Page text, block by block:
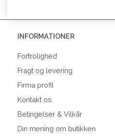
INFORMATIONER
Fortrolighed
Fragt og levering
Firma profil
Kontakt os
Betingelser & Vilkår
Din mening om butikken